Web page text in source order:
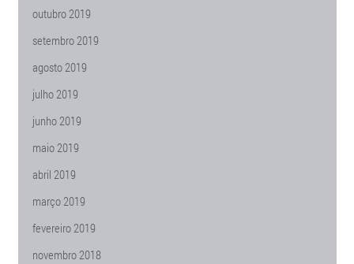
outubro 2019
setembro 2019
agosto 2019
julho 2019
junho 2019
maio 2019
abril 2019
março 2019
fevereiro 2019
novembro 2018